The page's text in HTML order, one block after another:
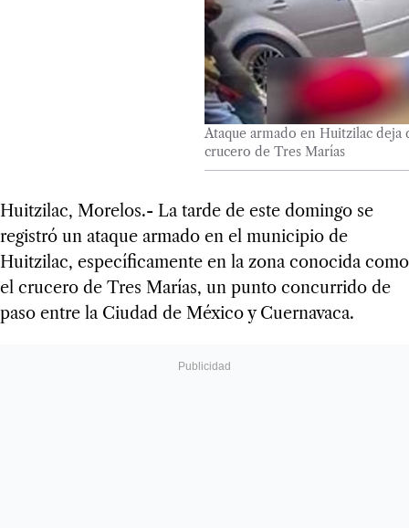
Ataque armado en Huitzilac deja
crucero de Tres Marías
Huitzilac, Morelos.- La tarde de este domingo se
registró un ataque armado en el municipio de
Huitzilac, específicamente en la zona conocida como
el crucero de Tres Marías, un punto concurrido de
paso entre la Ciudad de México y Cuernavaca.